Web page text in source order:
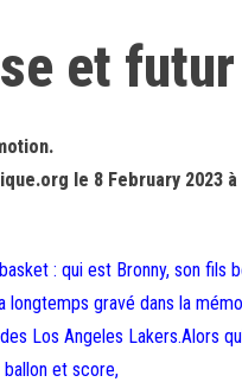
et
le 8 February 2023 à
: qui est Bronny, son fils
longtemps gravé dans la
Los Angeles Lakers.Alors
ballon et score,